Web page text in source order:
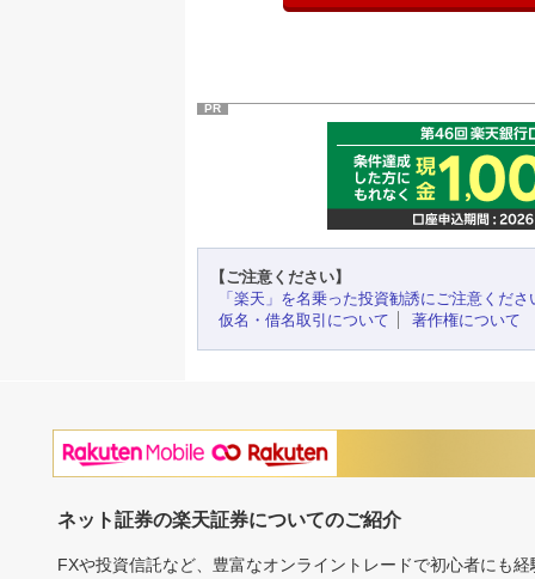
PR
【ご注意ください】
「楽天」を名乗った投資勧誘にご注意くださ
仮名・借名取引について
著作権について
ネット証券の楽天証券についてのご紹介
FXや投資信託など、豊富なオンライントレードで初心者にも